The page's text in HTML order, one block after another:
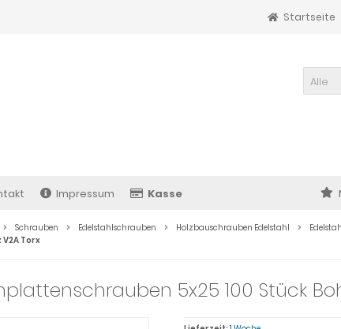
Startseite
Alle
Impressum Kasse
Schrauben Edelstahlschrauben Holzbauschrauben Edelstahl
Torx
5x25 100 Stück